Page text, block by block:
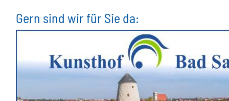
Gern sind wir für Sie da: